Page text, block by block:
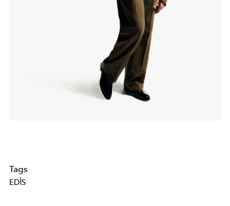
Tags
EDIS